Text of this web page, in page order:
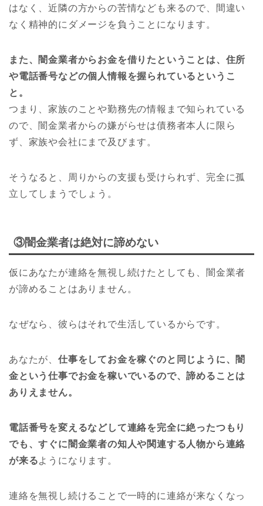
はなく、近隣の方からの苦情なども来るので、間違い
なく精神的にダメージを負うことになります。
また、闇金業者からお金を借りたということは、住所
や電話番号などの個人情報を握られているというこ
と。
つまり、家族のことや勤務先の情報まで知られている
ので、闇金業者からの嫌がらせは債務者本人に限ら
ず、家族や会社にまで及びます。
そうなると、周りからの支援も受けられず、完全に孤
立してしまうでしょう。
③闇金業者は絶対に諦めない
仮にあなたが連絡を無視し続けたとしても、闇金業者
が諦めることはありません。
なぜなら、彼らはそれで生活しているからです。
あなたが、 仕事をしてお金を稼ぐのと同じように、闇
金という仕事でお金を稼いでいるので、諦めることは
ありえません。
電話番号を変えるなどして連絡を完全に絶ったつもり
でも、すぐに闇金業者の知人や関連する人物から連絡
が来るようになります。
連絡を無視し続けることで一時的に連絡が来なくなっ